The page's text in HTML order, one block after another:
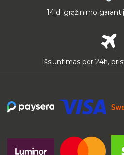
14 d. grąžinimo
Išsiuntimas per 24h,